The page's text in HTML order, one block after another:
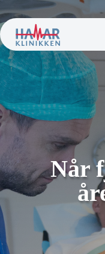
til
innholdet
Når